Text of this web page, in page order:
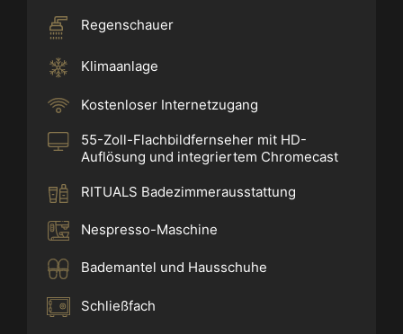
Regenschauer
Klimaanlage
Kostenloser Internetzugang
55-Zoll-Flachbildfernseher mit HD-
Auflösung und integriertem Chromecast
RITUALS Badezimmerausstattung
Nespresso-Maschine
Bademantel und Hausschuhe
Schließfach